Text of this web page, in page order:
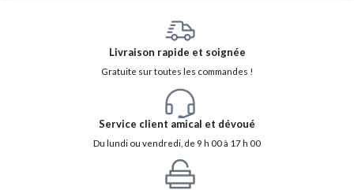
Livraison rapide et soignée
Gratuite sur toutes les commandes !
Service client amical et dévoué
Du lundi ou vendredi, de 9 h 00 à 17 h 00